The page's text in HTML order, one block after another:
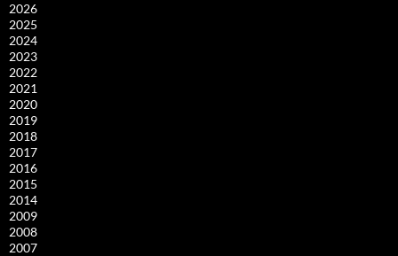
2026
2025
2024
2023
2022
2021
2020
2019
2018
2017
2016
2015
2014
2009
2008
2007